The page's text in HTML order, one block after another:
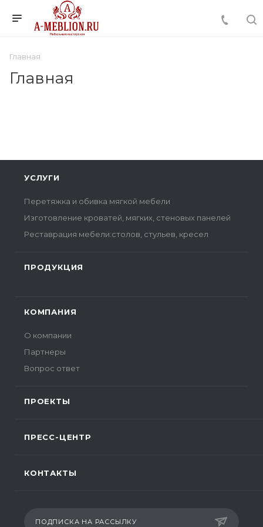
Главная
Главная
УСЛУГИ
Перетяжка и обивка мягкой мебели
Изготовление кроватей, мягких, стеновых панелей
Реставрация мебели:столов, стульев, кресел
ПРОДУКЦИЯ
КОМПАНИЯ
О компании
Партнеры
Вопрос ответ
ПРОЕКТЫ
ПРЕСС-ЦЕНТР
КОНТАКТЫ
ПОДПИСКА НА РАССЫЛКУ